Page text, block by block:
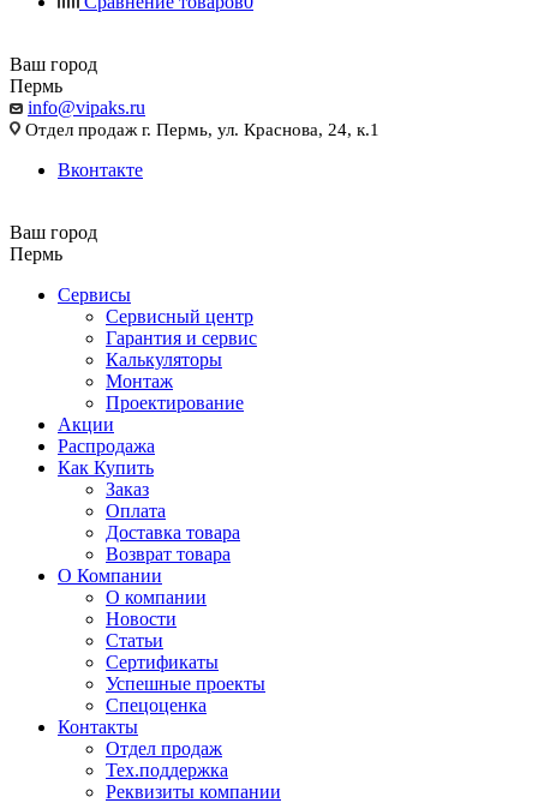
Ваш город
Пермь
info@vipaks.ru
Отдел продаж г. Пермь, ул. Краснова, 24, к.1
Вконтакте
Ваш город
Пермь
Сервисы
Сервисный центр
Гарантия и сервис
Калькуляторы
Монтаж
Проектирование
Акции
Распродажа
Как Купить
Заказ
Оплата
Доставка товара
Возврат товара
О Компании
О компании
Новости
Статьи
Сертификаты
Успешные проекты
Спецоценка
Контакты
Отдел продаж
Тех.поддержка
Реквизиты компании